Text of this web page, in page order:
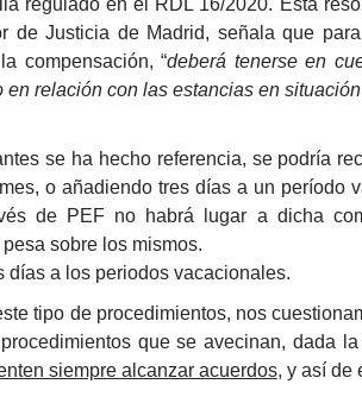
de Justicia de Madrid, señala que
compensación, “deberá tenerse en
relación con las estancias en
se ha hecho referencia, se podría
o añadiendo tres días a un período
de PEF no habrá lugar a dicha
sobre los mismos.
días a los periodos vacacionales.
tipo de procedimientos, nos
que se avecinan, dada la
siempre alcanzar acuerdos, y así de